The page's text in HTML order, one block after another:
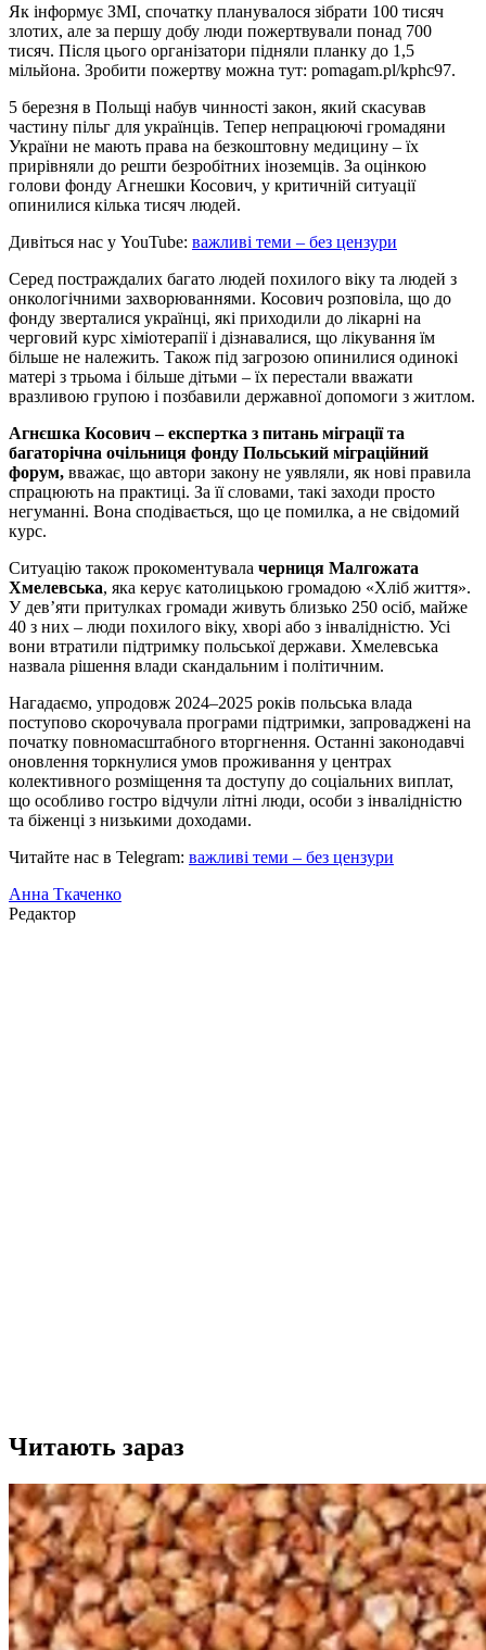
Як інформує ЗМІ, спочатку планувалося зібрати 100 тисяч
злотих, але за першу добу люди пожертвували понад 700
тисяч. Після цього організатори підняли планку до 1,5
мільйона. Зробити пожертву можна тут: pomagam.pl/kphc97.
5 березня в Польщі набув чинності закон, який скасував
частину пільг для українців. Тепер непрацюючі громадяни
України не мають права на безкоштовну медицину – їх
прирівняли до решти безробітних іноземців. За оцінкою
голови фонду Агнешки Косович, у критичній ситуації
опинилися кілька тисяч людей.
Дивіться нас у YouTube: важливі теми – без цензури
Серед постраждалих багато людей похилого віку та людей з
онкологічними захворюваннями. Косович розповіла, що до
фонду зверталися українці, які приходили до лікарні на
черговий курс хіміотерапії і дізнавалися, що лікування їм
більше не належить. Також під загрозою опинилися одинокі
матері з трьома і більше дітьми – їх перестали вважати
вразливою групою і позбавили державної допомоги з житлом.
Агнєшка Косович – експертка з питань міграції та
багаторічна очільниця фонду Польський міграційний
форум, вважає, що автори закону не уявляли, як нові правила
спрацюють на практиці. За її словами, такі заходи просто
негуманні. Вона сподівається, що це помилка, а не свідомий
курс.
Ситуацію також прокоментувала черниця Малгожата
Хмелевська, яка керує католицькою громадою «Хліб життя».
У дев’яти притулках громади живуть близько 250 осіб, майже
40 з них – люди похилого віку, хворі або з інвалідністю. Усі
вони втратили підтримку польської держави. Хмелевська
назвала рішення влади скандальним і політичним.
Нагадаємо, упродовж 2024–2025 років польська влада
поступово скорочувала програми підтримки, запроваджені на
початку повномасштабного вторгнення. Останні законодавчі
оновлення торкнулися умов проживання у центрах
колективного розміщення та доступу до соціальних виплат,
що особливо гостро відчули літні люди, особи з інвалідністю
та біженці з низькими доходами.
Читайте нас в Telegram: важливі теми – без цензури
Анна Ткаченко
Редактор
Читають зараз